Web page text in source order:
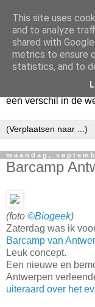
Harry
Hier vertel ik wat ik
hebben. Voor
hart lucht en mijn
een verschil in de
maandag,
Barcamp
(foto ©Biogeek)
Zaterdag was ik
Barcamp van
Leuk concept.
Een nieuwe en
Antwerpen
uiteraard over het
This site uses
and to analyze
shared with
metrics to ensure
statistics, and to